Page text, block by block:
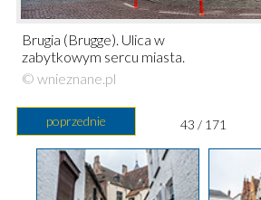
Brugia (Brugge). Ulica w
zabytkowym sercu miasta.
© wnieznane.pl
poprzednie 43 / 171